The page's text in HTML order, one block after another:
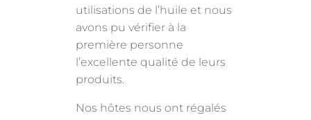
utilisations de l’huile et nous
avons pu vérifier à la
première personne
l’excellente qualité de leurs
produits.
Nos hôtes nous ont régalés